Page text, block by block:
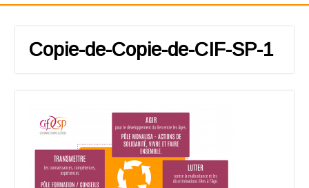
Copie-de-Copie-de-CIF-SP-1